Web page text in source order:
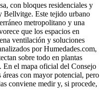
con bloques residenciales y
Bellvitge. Este tejido urbano
metropolitano y una
que los espacios en
ventilación y soluciones
por Humedades.com,
sobre todo en plantas
En el mapa oficial del Consejo
con mayor potencial, pero
conviene medir y, si procede,